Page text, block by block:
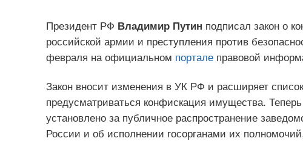
Президент РФ Владимир Путин подписал закон о
российской армии и преступления против
февраля на официальном порталеправовой
Закон вносит изменения в УК РФ и расширяет
предусматриваться конфискация имущества.
установлено за публичное распространение
России и об исполнении госорганами их